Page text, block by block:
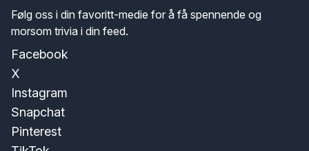
Følg oss i din favoritt-medie for å få spennende og
morsom trivia i din feed.
Facebook
X
Instagram
Snapchat
Pinterest